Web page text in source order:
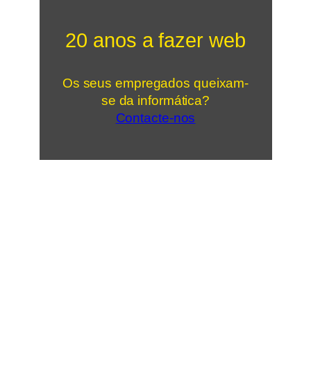
20 anos a fazer web
Os seus empregados queixam-
se da informática?
Contacte-nos